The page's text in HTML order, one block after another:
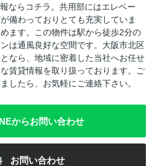
ならコチラ。共用部にはエレベー
備わっておりとても充実していま
ます。この物件は駅から徒歩2分の
は通風良好な空間です。大阪市北区
なら、地域に密着した当社へお任せ
賃貸情報を取り扱っております。ご
したら、お気軽にご連絡下さい。
からお問い合わせ
お問い合わせ